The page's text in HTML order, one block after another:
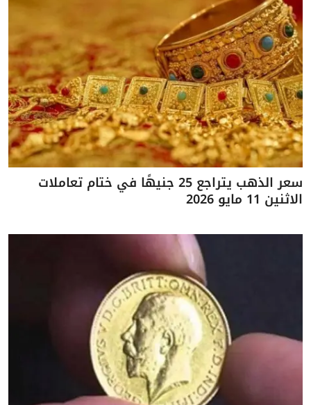
سعر الذهب يتراجع 25 جنيهًا في ختام تعاملات
الاثنين 11 مايو 2026